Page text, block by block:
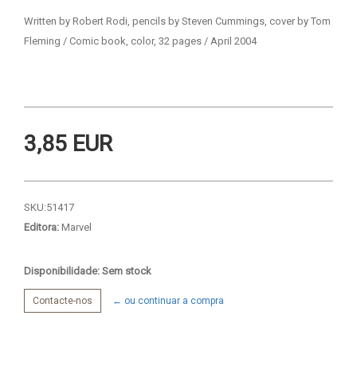
Written by Robert Rodi, pencils by Steven Cummings, cover by Tom
Fleming / Comic book, color, 32 pages / April 2004
3,85 EUR
SKU:51417
Editora: Marvel
Disponibilidade: Sem stock
Contacte-nos ← ou continuar a compra